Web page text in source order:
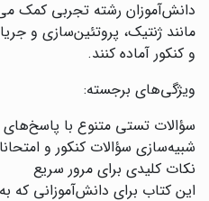
دانش‌آموزان رشته تجربی کمک
مانند ژنتیک، پروتئین‌سازی و
و کنکور آماده کنند.
ویژگی‌های برجسته:
سؤالات تستی متنوع با
شبیه‌سازی سؤالات کنکور و
نکات کلیدی برای مرور سریع
این کتاب برای دانش‌آموزانی که